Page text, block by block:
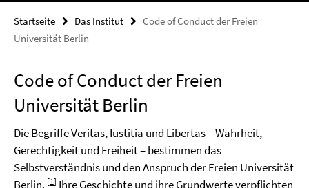
Startseite Das Institut
Code of Conduct der Freien
Universität Berlin
Code of Conduct der Freien
Universität Berlin
Die Begriffe Veritas, Iustitia und Libertas – Wahrheit,
Gerechtigkeit und Freiheit – bestimmen das
Selbstverständnis und den Anspruch der Freien Universität
Berlin. [1] Ihre Geschichte und ihre Grundwerte verpflichten